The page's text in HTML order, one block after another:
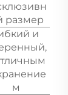
размер
и
м